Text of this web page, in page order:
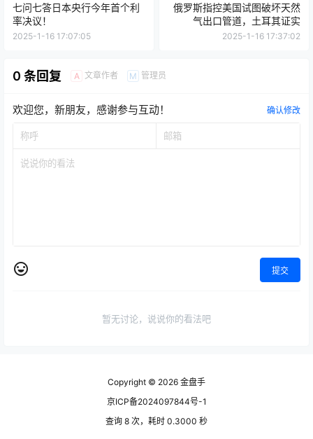
七问七答日本央行今年首个利
率决议！
2025-1-16 17:07:05
俄罗斯指控美国试图破坏天然
气出口管道，土耳其证实
2025-1-16 17:37:02
0 条回复 A 文章作者 M 管理员
欢迎您，新朋友，感谢参与互动！ 确认修改
提交
暂无讨论，说说你的看法吧
Copyright © 2026 金盘手
京ICP备2024097844号-1
查询 8 次，耗时 0.3000 秒